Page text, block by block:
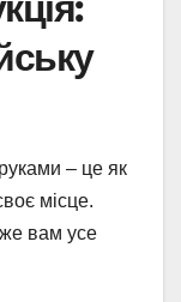
– це як
місце.
вам усе